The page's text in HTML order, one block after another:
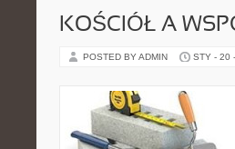
KOŚCIÓŁ A
POSTED BY ADMIN STY - 20